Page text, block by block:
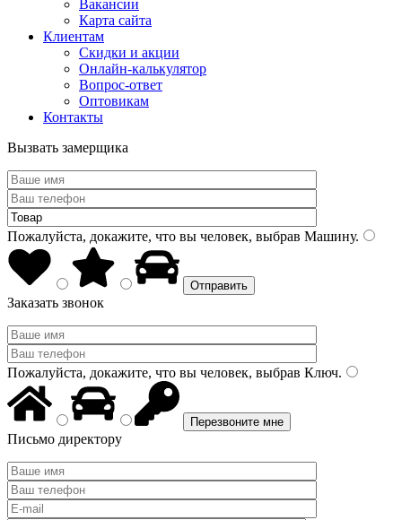
Вакансии
Карта сайта
Клиентам
Скидки и акции
Онлайн-калькулятор
Вопрос-ответ
Оптовикам
Контакты
Вызвать замерщика
Пожалуйста, докажите, что вы человек, выбрав Машину.
Заказать звонок
Пожалуйста, докажите, что вы человек, выбрав Ключ.
Письмо директору